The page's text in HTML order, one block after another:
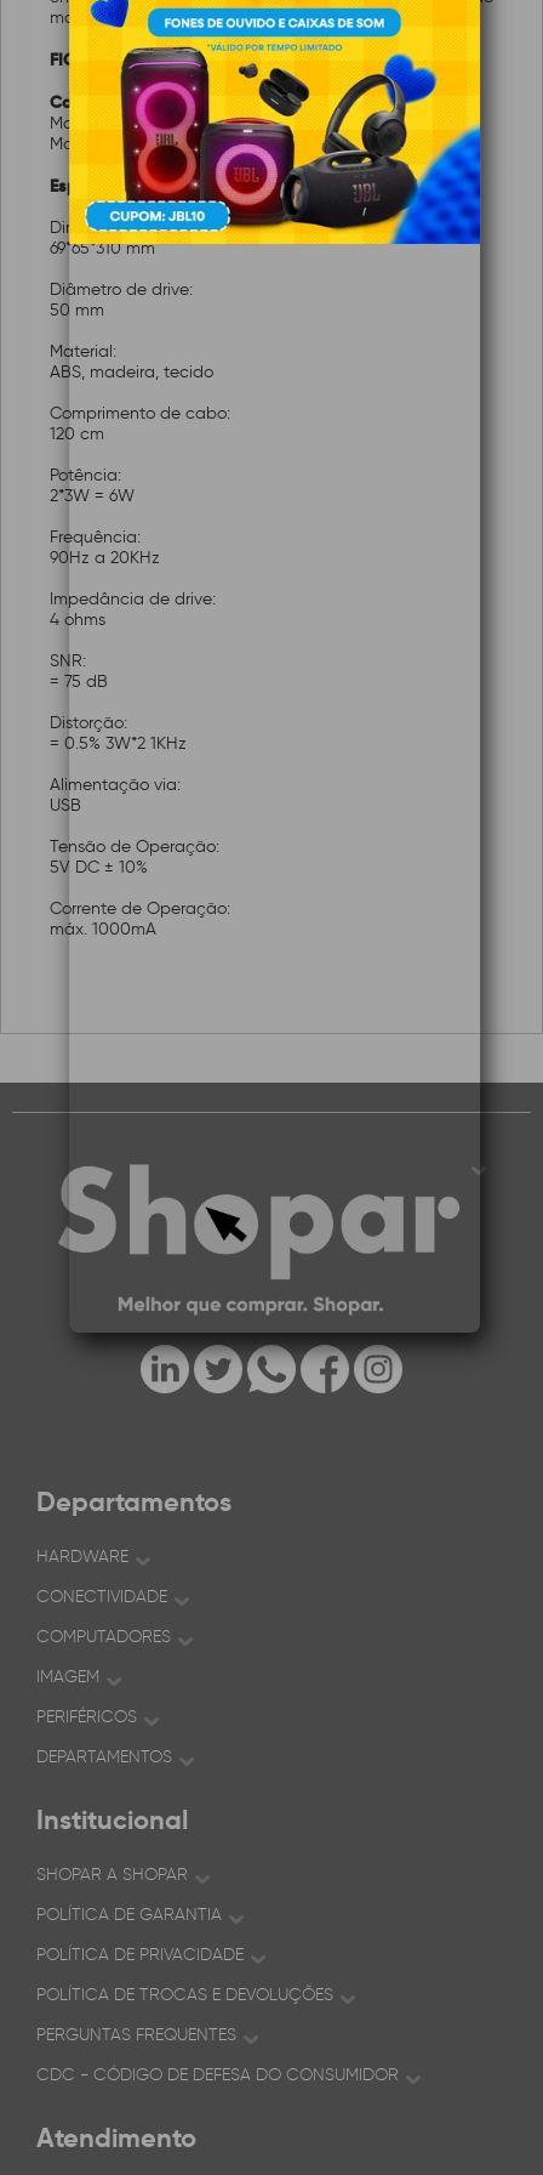
moderno.
FICHA TÉCNICA:
Características:
Marca:
C3-Tech
Modelo:
SB-30BW
Especificações:
Dimensão:
69*65*310 mm
Diâmetro de drive:
50 mm
Material:
ABS, madeira, tecido
Comprimento de cabo:
120 cm
Potência:
2*3W = 6W
Frequência:
90Hz a 20KHz
Impedância de drive:
4 ohms
SNR:
= 75 dB
Distorção:
= 0.5% 3W*2 1KHz
Alimentação via:
USB
Tensão de Operação:
5V DC ± 10%
Corrente de Operação:
máx. 1000mA
Departamentos
HARDWARE
CONECTIVIDADE
COMPUTADORES
IMAGEM
PERIFÉRICOS
DEPARTAMENTOS
Institucional
SHOPAR A SHOPAR
POLÍTICA DE GARANTIA
POLÍTICA DE PRIVACIDADE
POLÍTICA DE TROCAS E DEVOLUÇÕES
PERGUNTAS FREQUENTES
CDC - CÓDIGO DE DEFESA DO CONSUMIDOR
Atendimento